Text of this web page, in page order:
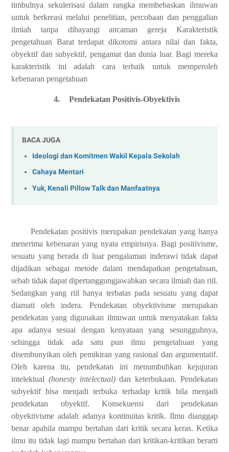
timbulnya sekulerisasi dalam rangka membebaskan ilmuwan
untuk berkreasi melalui penelitian, percobaan dan penggalian
ilmiah tanpa dibayangi ancaman gereja Karakteristik
pengetahuan Barat terdapat dikotomi antara nilai dan fakta,
obyektif dan subyektif, pengamat dan dunia luar. Bagi mereka
karakteristik ini adalah cara terbaik untuk memperoleh
kebenaran pengetahuan
4. Pendekatan Positivis-Obyektivis
BACA JUGA
Ideologi dan Komitmen Wakil Kepala Sekolah
Cahaya Mentari
Yuk, Kenali Pillow Talk dan Manfaatnya
Pendekatan positivis merupakan pendekatan yang hanya
menerima kebenaran yang nyata empirisnya. Bagi positivisme,
sesuatu yang berada di luar pengalaman inderawi tidak dapat
dijadikan sebagai metode dalam mendapatkan pengetahuan,
sebab tidak dapat dipertanggungjawabkan secara ilmiah dan riil.
Sedangkan yang riil hanya terbatas pada sesuatu yang dapat
diamati oleh indera. Pendekatan obyektivisme merupakan
pendekatan yang digunakan ilmuwan untuk menyatakan fakta
apa adanya sesuai dengan kenyataan yang sesungguhnya,
sehingga tidak ada satu pun ilmu pengetahuan yang
disembunyikan oleh pemikiran yang rasional dan argumentatif.
Oleh karena itu, pendekatan ini menumbuhkan kejujuran
intelektual (honesty intelectual)dan keterbukaan. Pendekatan
subyektif bisa menjadi terbuka terhadap kritik bila menjadi
pendekatan obyektif. Konsekuensi dari pendekatan
obyektivisme adalah adanya kontinuitas kritik. Ilmu dianggap
benar apabila mampu bertahan dari kritik secara keras. Ketika
ilmu itu tidak lagi mampu bertahan dari kritikan-kritikan berarti